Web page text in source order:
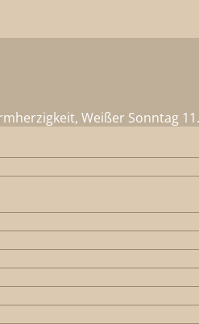
Weißer Sonntag